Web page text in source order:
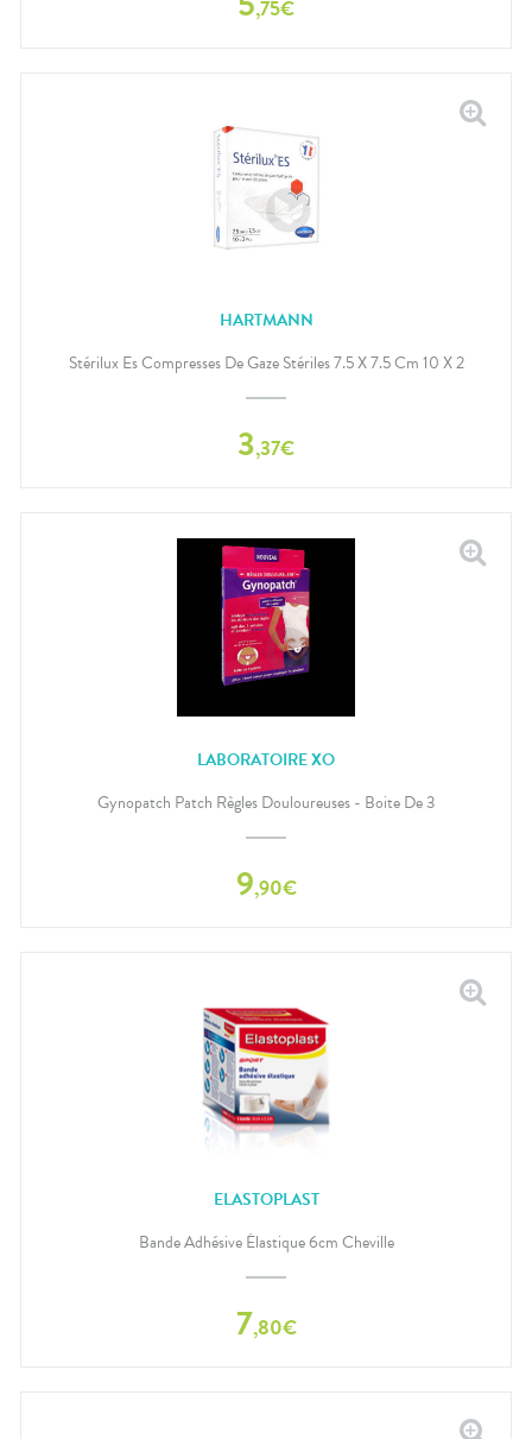
,75€
HARTMANN
Stérilux Es Compresses De Gaze Stériles 7.5 X 7.5 Cm 10 X 2
3,37€
LABORATOIRE XO
Gynopatch Patch Règles Douloureuses - Boite De 3
9,90€
ELASTOPLAST
Bande Adhésive Élastique 6cm Cheville
7,80€